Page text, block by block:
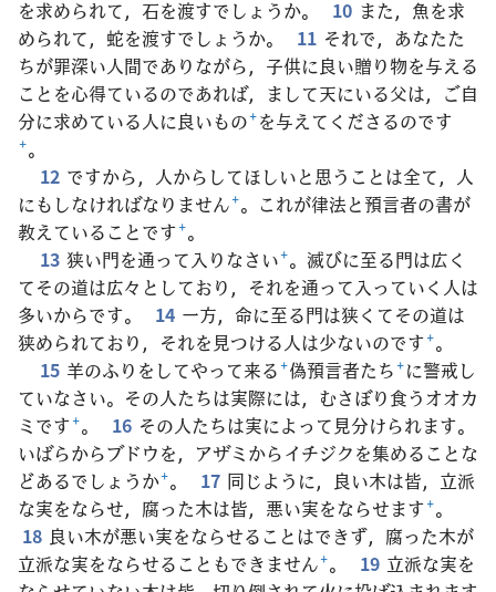
を求められて，石を渡すでしょうか。
10 また，魚を求
められて，蛇を渡すでしょうか。
11 それで，あなたた
ちが罪深い人間でありながら，子供に良い贈り物を与える
ことを心得ているのであれば，まして天にいる父は，ご自
分に求めている人に良いもの+を与えてくださるのです
+。
12 ですから，人からしてほしいと思うことは全て，人
にもしなければなりません+。これが律法と預言者の書が
教えていることです+。
13 狭い門を通って入りなさい+。滅びに至る門は広く
てその道は広々としており，それを通って入っていく人は
多いからです。
14 一方，命に至る門は狭くてその道は
狭められており，それを見つける人は少ないのです+。
15 羊のふりをしてやって来る+偽預言者たち+に警戒し
ていなさい。その人たちは実際には，むさぼり食うオオカ
ミです+。 16 その人たちは実によって見分けられます。
いばらからブドウを，アザミからイチジクを集めることな
どあるでしょうか+。 17 同じように，良い木は皆，立派
な実をならせ，腐った木は皆，悪い実をならせます+。
18 良い木が悪い実をならせることはできず，腐った木が
立派な実をならせることもできません+。 19 立派な実を